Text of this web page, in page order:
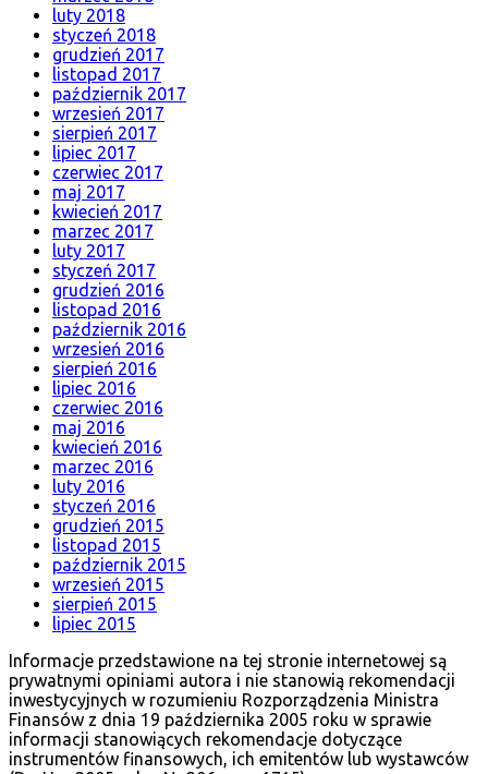
luty 2018
styczeń 2018
grudzień 2017
listopad 2017
październik 2017
wrzesień 2017
sierpień 2017
lipiec 2017
czerwiec 2017
maj 2017
kwiecień 2017
marzec 2017
luty 2017
styczeń 2017
grudzień 2016
listopad 2016
październik 2016
wrzesień 2016
sierpień 2016
lipiec 2016
czerwiec 2016
maj 2016
kwiecień 2016
marzec 2016
luty 2016
styczeń 2016
grudzień 2015
listopad 2015
październik 2015
wrzesień 2015
sierpień 2015
lipiec 2015
Informacje przedstawione na tej stronie internetowej są
prywatnymi opiniami autora i nie stanowią rekomendacji
inwestycyjnych w rozumieniu Rozporządzenia Ministra
Finansów z dnia 19 października 2005 roku w sprawie
informacji stanowiących rekomendacje dotyczące
instrumentów finansowych, ich emitentów lub wystawców